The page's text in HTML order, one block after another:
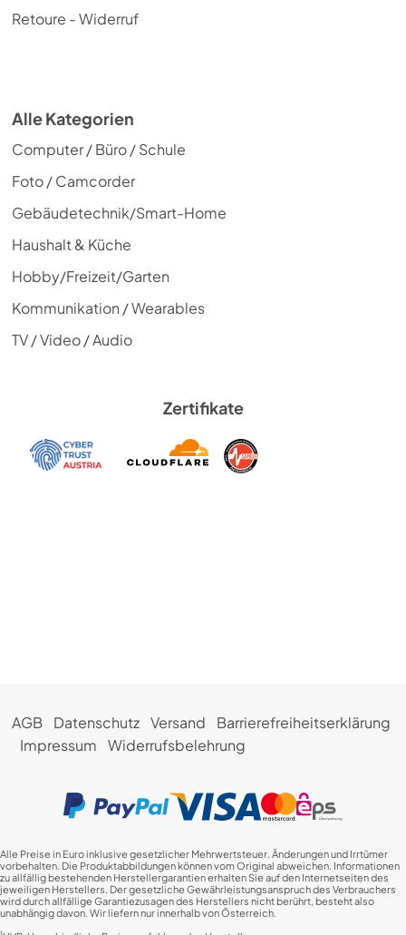
Retoure - Widerruf
Alle Kategorien
Computer / Büro / Schule
Foto / Camcorder
Gebäudetechnik/Smart-Home
Haushalt & Küche
Hobby/Freizeit/Garten
Kommunikation / Wearables
TV / Video / Audio
Zertifikate
AGB Datenschutz Versand
Barrierefreiheitserklärung
Impressum
Widerrufsbelehrung
Alle Preise in Euro inklusive gesetzlicher Mehrwertsteuer. Änderungen und Irrtümer
vorbehalten. Die Produktabbildungen können vom Original abweichen. Informationen
zu allfällig bestehenden Herstellergarantien erhalten Sie auf den Internetseiten des
jeweiligen Herstellers. Der gesetzliche Gewährleistungsanspruch des Verbrauchers
wird durch allfällige Garantiezusagen des Herstellers nicht berührt, besteht also
unabhängig davon. Wir liefern nur innerhalb von Österreich.